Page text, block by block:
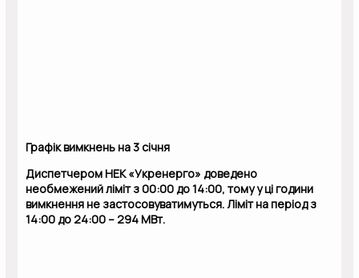
Графік вимкнень на 3 січня
Диспетчером НЕК «Укренерго» доведено
необмежений ліміт з 00:00 до 14:00, тому у ці години
вимкнення не застосовуватимуться. Ліміт на період з
14:00 до 24:00 – 294 МВт.